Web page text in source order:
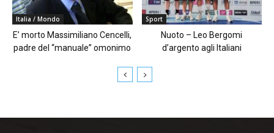
Italia / Mondo
E’ morto Massimiliano Cencelli,
padre del “manuale” omonimo
Sport
Nuoto – Leo Bergomi
d’argento agli Italiani